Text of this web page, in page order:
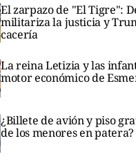
El zarpazo de "El Tigre":
militariza la justicia y
cacería
La reina Letizia y las
motor económico de
¿Billete de avión y piso
de los menores en patera?